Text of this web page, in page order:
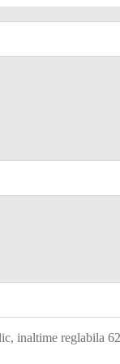
inaltime reglabila